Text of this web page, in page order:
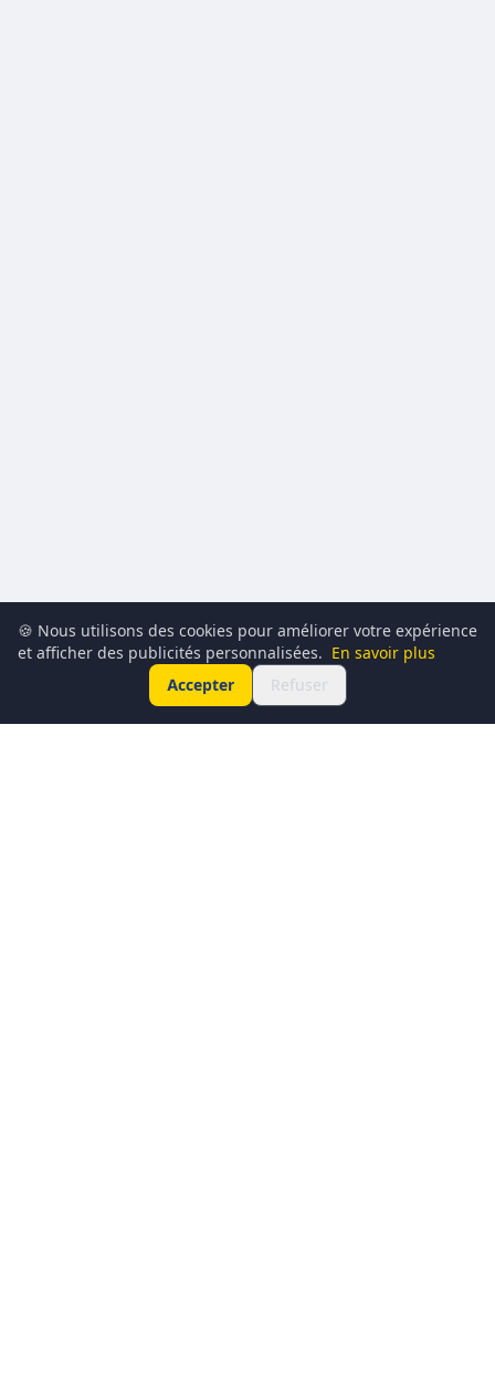
🍪 Nous utilisons des cookies pour améliorer votre expérience
et afficher des publicités personnalisées. En savoir plus
Accepter
Refuser